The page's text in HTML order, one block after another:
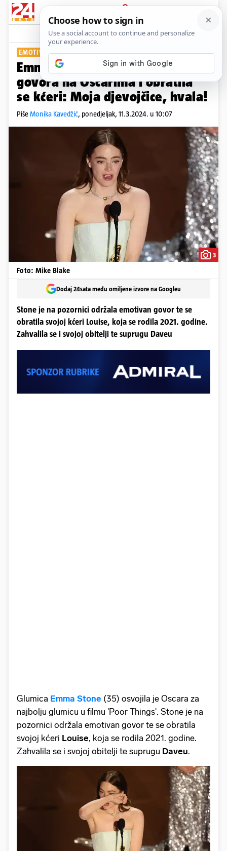
PRIJAVA
Show Komentari
EMOTIVAN TRENUTAK
Emma Stone zaplakala tijekom
govora na Oscarima i obratila
se kćeri: Moja djevojčice, hvala!
PišeMonika Kavedžić, ponedjeljak, 11.3.2024. u 10:07
3
Foto: Mike Blake
Dodaj 24sata među omiljene izvore na Googleu
Stone je na pozornici održala emotivan govor te se
obratila svojoj kćeri Louise, koja se rodila 2021. godine.
Zahvalila se i svojoj obitelji te suprugu Daveu
Glumica Emma Stone (35) osvojila je Oscara za
najbolju glumicu u filmu 'Poor Things'. Stone je na
pozornici održala emotivan govor te se obratila
svojoj kćeri Louise, koja se rodila 2021. godine.
Zahvalila se i svojoj obitelji te suprugu Daveu.